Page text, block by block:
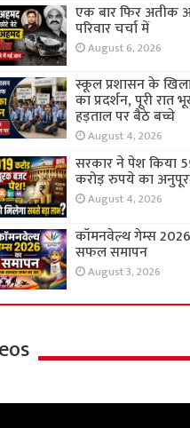
एक बार फिर अतीक
परिवार चर्चा में
August 6, 2026
स्कूल प्रशासन के
का प्रदर्शन, पूरी रात
हड़ताल पर बैठे बच्चे
August 4, 2026
सरकार ने पेश किया
करोड़ रुपये का
August 4, 2026
कॉमनवेल्थ गेम्स
सफल समापन
August 3, 2026